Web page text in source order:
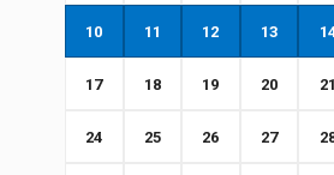
10 11 12 13
17 18 19 20 21
24 25 26 27